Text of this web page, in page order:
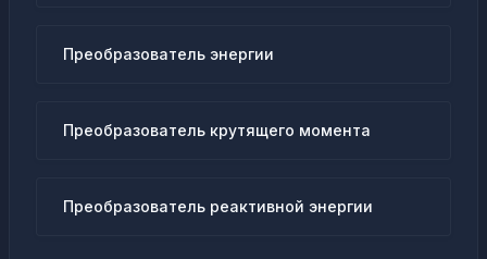
Преобразователь энергии
Преобразователь крутящего момента
Преобразователь реактивной энергии